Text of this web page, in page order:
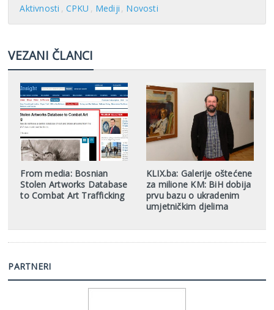
Aktivnosti
CPKU Mediji Novosti
VEZANI ČLANCI
From media: Bosnian
Stolen Artworks Database
to Combat Art Trafficking
KLIX.ba: Galerije oštećene
za milione KM: BiH dobija
prvu bazu o ukradenim
umjetničkim djelima
PARTNERI